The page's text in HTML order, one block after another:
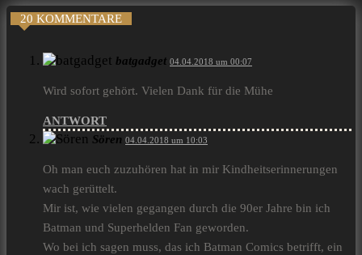
20 KOMMENTARE
batgadget 04.04.2018 um 00:07
Wird sofort gehört. Vielen Dank für die Mühe
ANTWORT
Sören 04.04.2018 um 10:03
Oh man euch zuzuhören hat in mir Kindheitserinnerungen
wach gerüttelt.
Mir ist, wie vielen gegangen durch die 90er Jahre bin ich
Batman und Superhelden Fan geworden.
Wo bei ich sagen muss, das ich Batman Comics betrifft, ein